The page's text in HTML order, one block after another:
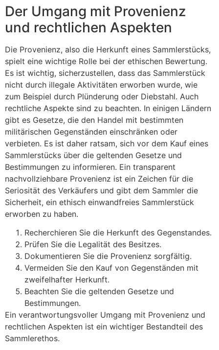
Der Umgang mit Provenienz
und rechtlichen Aspekten
Die Provenienz, also die Herkunft eines Sammlerstücks,
spielt eine wichtige Rolle bei der ethischen Bewertung.
Es ist wichtig, sicherzustellen, dass das Sammlerstück
nicht durch illegale Aktivitäten erworben wurde, wie
zum Beispiel durch Plünderung oder Diebstahl. Auch
rechtliche Aspekte sind zu beachten. In einigen Ländern
gibt es Gesetze, die den Handel mit bestimmten
militärischen Gegenständen einschränken oder
verbieten. Es ist daher ratsam, sich vor dem Kauf eines
Sammlerstücks über die geltenden Gesetze und
Bestimmungen zu informieren. Ein transparent
nachvollziehbare Provenienz ist ein Zeichen für die
Seriosität des Verkäufers und gibt dem Sammler die
Sicherheit, ein ethisch einwandfreies Sammlerstück
erworben zu haben.
Recherchieren Sie die Herkunft des Gegenstandes.
Prüfen Sie die Legalität des Besitzes.
Dokumentieren Sie die Provenienz sorgfältig.
Vermeiden Sie den Kauf von Gegenständen mit
zweifelhafter Herkunft.
Beachten Sie die geltenden Gesetze und
Bestimmungen.
Ein verantwortungsvoller Umgang mit Provenienz und
rechtlichen Aspekten ist ein wichtiger Bestandteil des
Sammlerethos.